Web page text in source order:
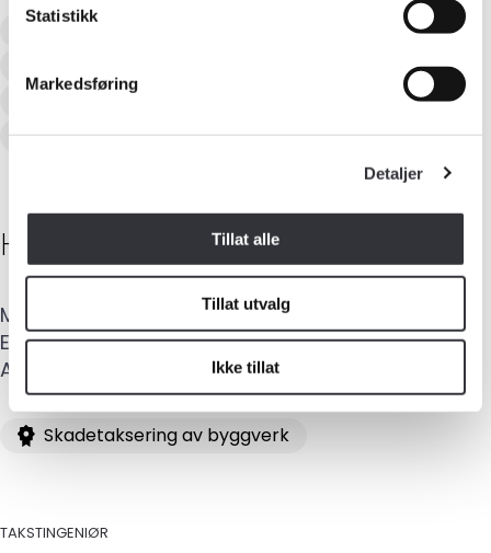
Statistikk
Markedsføring
Detaljer
Tillat alle
Tillat utvalg
Ikke tillat
Kurs og konferanser
Aktuelt
Bli medlem
Verditaksering av bolig
Skadetaksering av byggverk
Naturskadetaksering (NP)
Halvard Brottveit
Mobil
E-post: halvard@takst-sor.no
Adresse
4580 LYNGDAL
Skadetaksering av byggverk
TAKSTINGENIØR